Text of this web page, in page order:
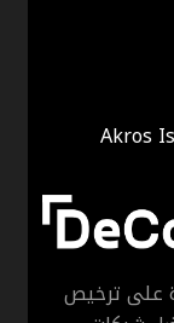
Akros
على ترخيص